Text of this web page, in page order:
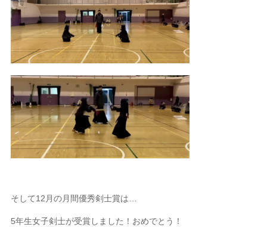
そして12 月の月間優秀剣士賞は
5年生女子剣士が受賞しました！おめでとう！